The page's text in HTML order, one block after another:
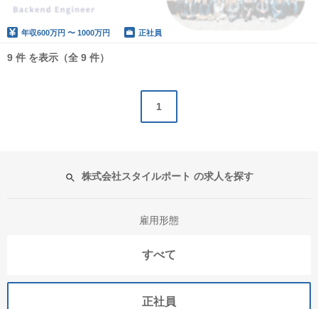
年収600万円 〜 1000万円 正社員
9 件 を表示（全 9 件）
1
株式会社スタイルポート の求人を探す
雇用形態
すべて
正社員